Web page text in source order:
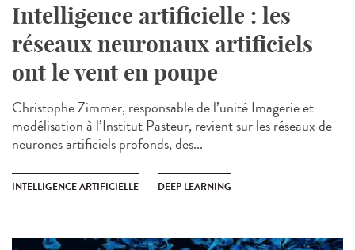
Intelligence artificielle : les
réseaux neuronaux artificiels
ont le vent en poupe
Christophe Zimmer, responsable de l’unité Imagerie et
modélisation à l’Institut Pasteur, revient sur les réseaux de
neurones artificiels profonds, des...
INTELLIGENCE ARTIFICIELLE DEEP LEARNING